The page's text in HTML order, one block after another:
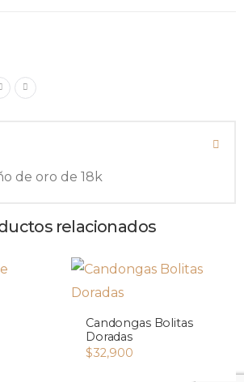
de oro de 18k
relacionados
Candongas Bolitas
Doradas
$32,900